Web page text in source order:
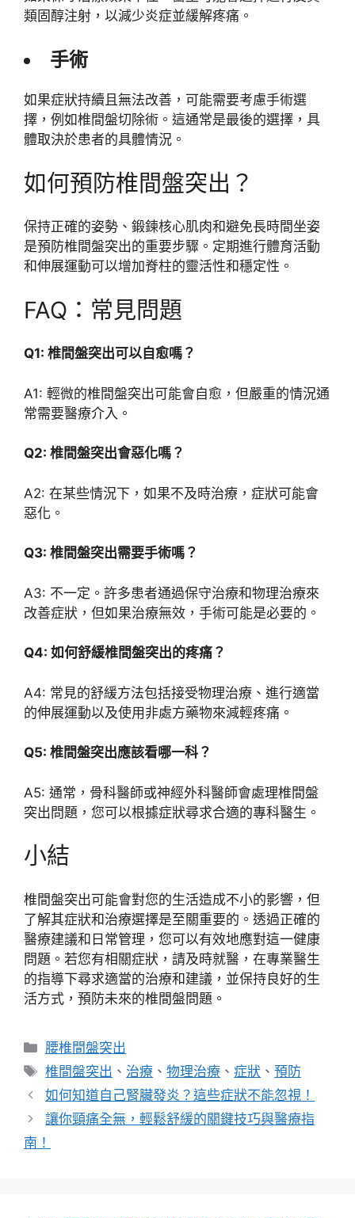
類固醇注射，以減少炎症並緩解疼痛。
手術
如果症狀持續且無法改善，可能需要考慮手術選
擇，例如椎間盤切除術。這通常是最後的選擇，具
體取決於患者的具體情況。
如何預防椎間盤突出？
保持正確的姿勢、鍛鍊核心肌肉和避免長時間坐姿
是預防椎間盤突出的重要步驟。定期進行體育活動
和伸展運動可以增加脊柱的靈活性和穩定性。
FAQ：常見問題
Q1: 椎間盤突出可以自愈嗎？
A1: 輕微的椎間盤突出可能會自愈，但嚴重的情況通
常需要醫療介入。
Q2: 椎間盤突出會惡化嗎？
A2: 在某些情況下，如果不及時治療，症狀可能會
惡化。
Q3: 椎間盤突出需要手術嗎？
A3: 不一定。許多患者通過保守治療和物理治療來
改善症狀，但如果治療無效，手術可能是必要的。
Q4: 如何舒緩椎間盤突出的疼痛？
A4: 常見的舒緩方法包括接受物理治療、進行適當
的伸展運動以及使用非處方藥物來減輕疼痛。
Q5: 椎間盤突出應該看哪一科？
A5: 通常，骨科醫師或神經外科醫師會處理椎間盤
突出問題，您可以根據症狀尋求合適的專科醫生。
小結
椎間盤突出可能會對您的生活造成不小的影響，但
了解其症狀和治療選擇是至關重要的。透過正確的
醫療建議和日常管理，您可以有效地應對這一健康
問題。若您有相關症狀，請及時就醫，在專業醫生
的指導下尋求適當的治療和建議，並保持良好的生
活方式，預防未來的椎間盤問題。
分
類
腰椎間盤突出
標
籤
椎間盤突出 、 治療 、物理治療 、症狀 、預防
如何知道自己腎臟發炎？這些症狀不能忽視！
讓你頸痛全無，輕鬆舒緩的關鍵技巧與醫療指
南！